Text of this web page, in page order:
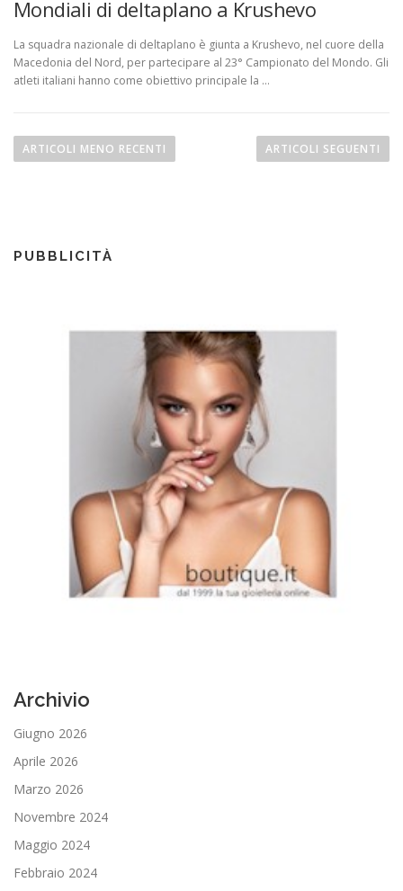
Mondiali di deltaplano a Krushevo
La squadra nazionale di deltaplano è giunta a Krushevo, nel cuore della
Macedonia del Nord, per partecipare al 23° Campionato del Mondo. Gli
atleti italiani hanno come obiettivo principale la …
a
z
ARTICOLI MENO RECENTI ARTICOLI SEGUENTI
PUBBLICITÀ
Archivio
Giugno 2026
Aprile 2026
Marzo 2026
Novembre 2024
Maggio 2024
Febbraio 2024